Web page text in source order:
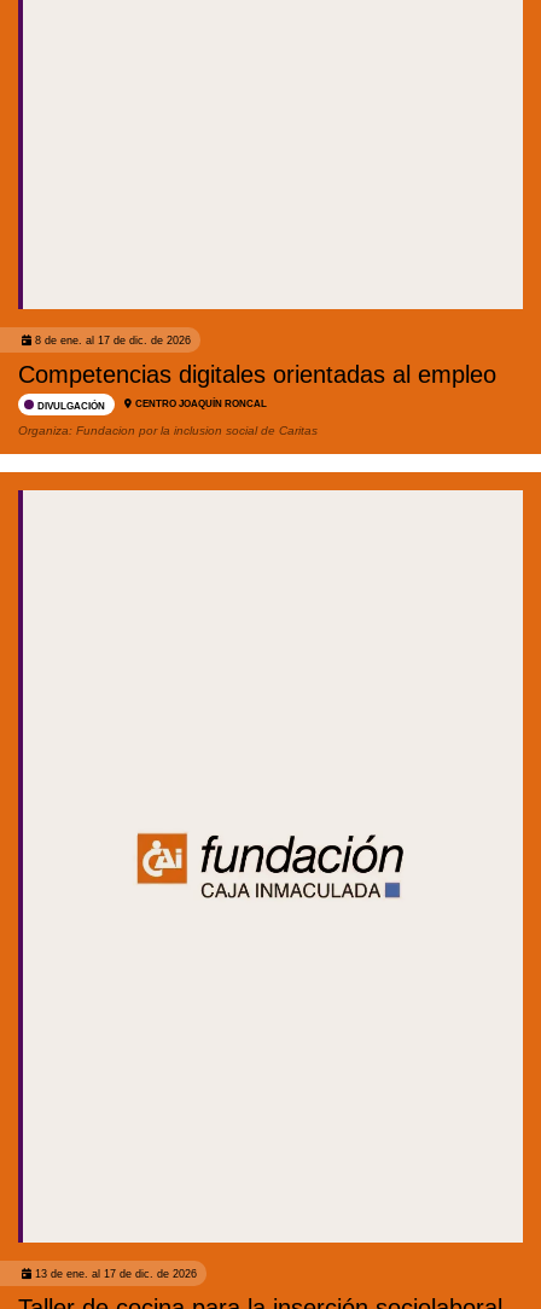
8 de ene. al 17 de dic. de 2026
Competencias digitales orientadas al empleo
DIVULGACIÓN CENTRO JOAQUÍN RONCAL
Organiza: Fundacion por la inclusion social de Caritas
13 de ene. al 17 de dic. de 2026